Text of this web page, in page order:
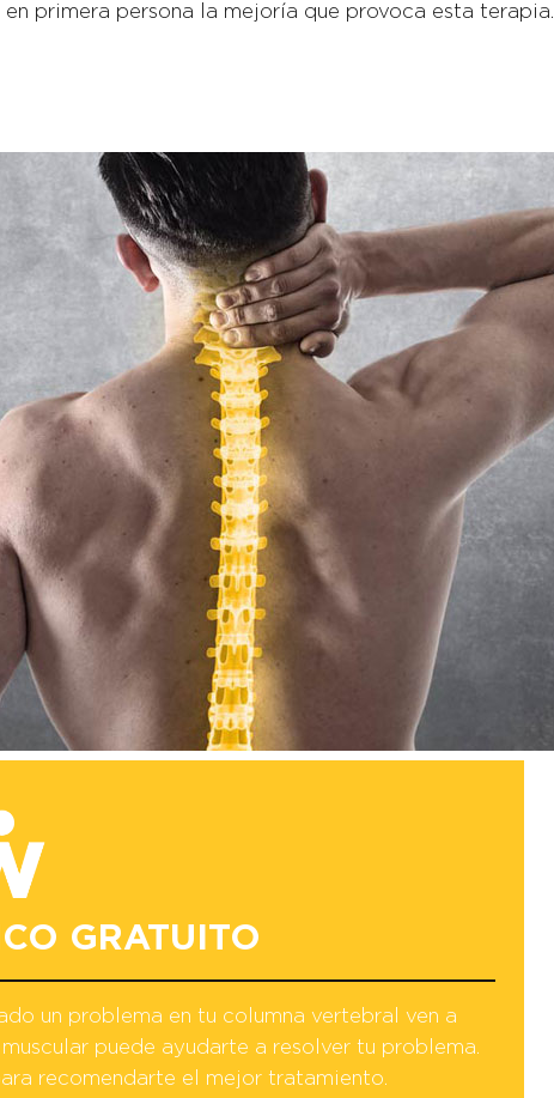
primera persona la mejoría que provoca esta terapia.
GRATUITO
un problema en tu columna vertebral ven a
puede ayudarte a resolver tu problema.
recomendarte el mejor tratamiento.